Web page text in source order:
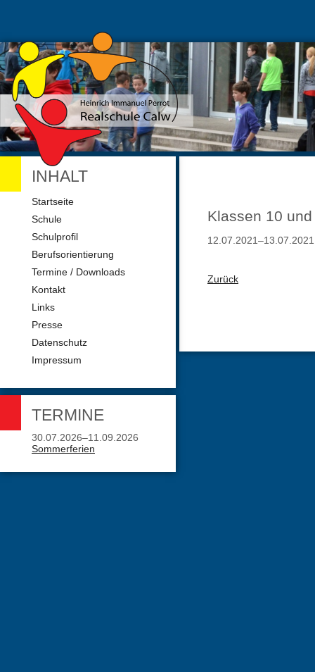
Klassen 10
12.07.2021–13.07.2021
Zurück
INHALT
Navigation
Startseite
Schule
Schulprofil
Berufsorientierung
Termine / Downloads
Kontakt
Links
Presse
Datenschutz
Impressum
TERMINE
30.07.2026–11.09.2026
Sommerferien